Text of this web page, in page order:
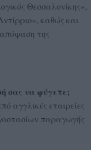
Θεσσαλονίκης»,
καθώς και
της
σας να φύγετε;
αγγλικές εταιρείες
παραγωγής